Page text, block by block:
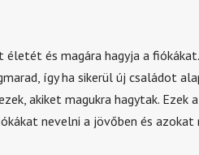
és magára hagyja a
így ha sikerül új családot
akiket magukra hagytak. Ezek
nevelni a jövőben és azokat